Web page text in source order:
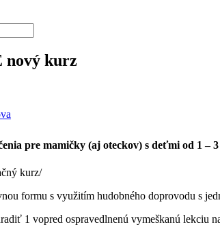
nový kurz
pre mamičky (aj oteckov) s deťmi od 1 –
kurz/
formu s využitím hudobného doprovodu s
1 vopred ospravedlnenú vymeškanú lekciu